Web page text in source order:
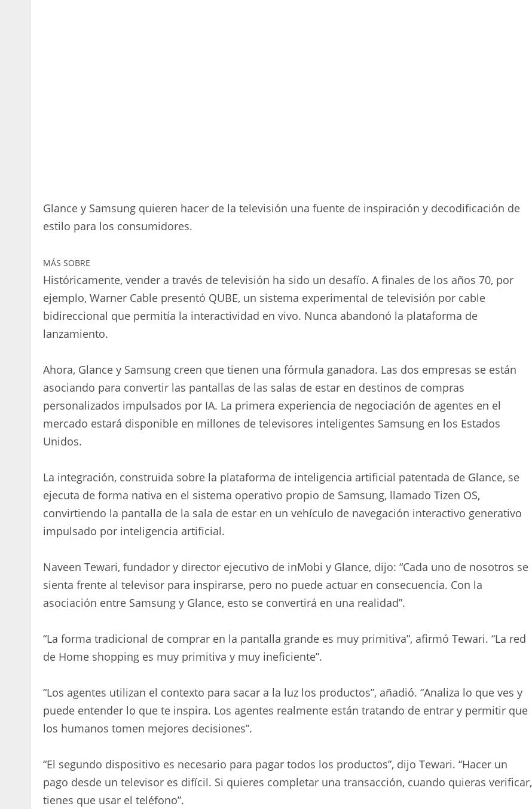
Glance y Samsung quieren hacer de la televisión una fuente de inspiración y decodificación de
estilo para los consumidores.
MÁS SOBRE
Históricamente, vender a través de televisión ha sido un desafío. A finales de los años 70, por
ejemplo, Warner Cable presentó QUBE, un sistema experimental de televisión por cable
bidireccional que permitía la interactividad en vivo. Nunca abandonó la plataforma de
lanzamiento.
Ahora, Glance y Samsung creen que tienen una fórmula ganadora. Las dos empresas se están
asociando para convertir las pantallas de las salas de estar en destinos de compras
personalizados impulsados ​​por IA. La primera experiencia de negociación de agentes en el
mercado estará disponible en millones de televisores inteligentes Samsung en los Estados
Unidos.
La integración, construida sobre la plataforma de inteligencia artificial patentada de Glance, se
ejecuta de forma nativa en el sistema operativo propio de Samsung, llamado Tizen OS,
convirtiendo la pantalla de la sala de estar en un vehículo de navegación interactivo generativo
impulsado por inteligencia artificial.
Naveen Tewari, fundador y director ejecutivo de inMobi y Glance, dijo: “Cada uno de nosotros se
sienta frente al televisor para inspirarse, pero no puede actuar en consecuencia. Con la
asociación entre Samsung y Glance, esto se convertirá en una realidad”.
“La forma tradicional de comprar en la pantalla grande es muy primitiva”, afirmó Tewari. “La red
de Home shopping es muy primitiva y muy ineficiente”.
“Los agentes utilizan el contexto para sacar a la luz los productos”, añadió. “Analiza lo que ves y
puede entender lo que te inspira. Los agentes realmente están tratando de entrar y permitir que
los humanos tomen mejores decisiones”.
“El segundo dispositivo es necesario para pagar todos los productos”, dijo Tewari. “Hacer un
pago desde un televisor es difícil. Si quieres completar una transacción, cuando quieras verificar,
tienes que usar el teléfono”.